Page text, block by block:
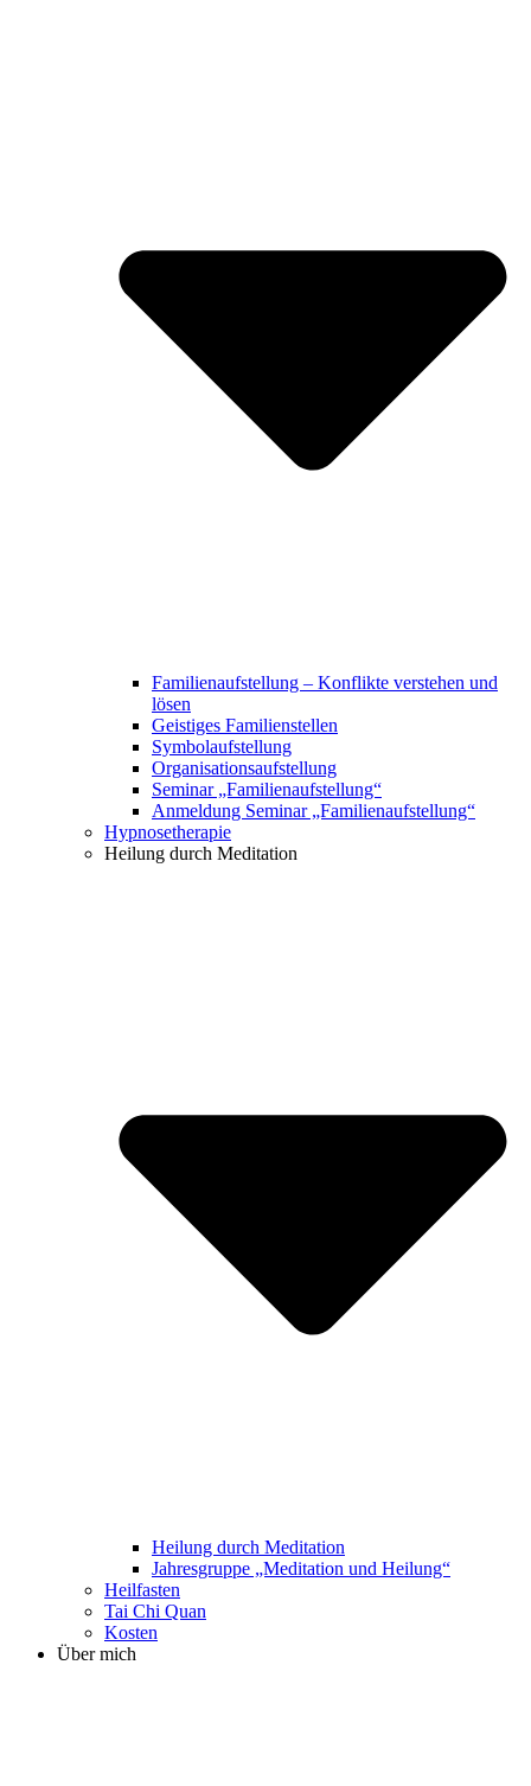
Familienaufstellung – Konflikte verstehen und
lösen
Geistiges Familienstellen
Symbolaufstellung
Organisationsaufstellung
Seminar „Familienaufstellung“
Anmeldung Seminar „Familienaufstellung“
Hypnosetherapie
Heilung durch Meditation
Heilung durch Meditation
Jahresgruppe „Meditation und Heilung“
Heilfasten
Tai Chi Quan
Kosten
Über mich